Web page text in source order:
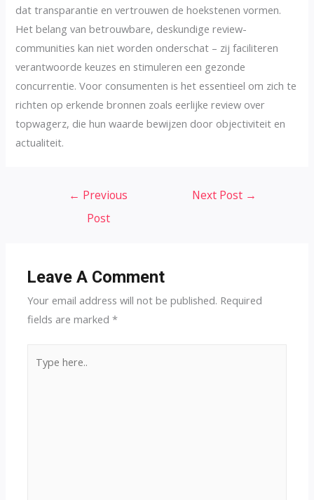
dat transparantie en vertrouwen de hoekstenen vormen.
Het belang van betrouwbare, deskundige review-
communities kan niet worden onderschat – zij faciliteren
verantwoorde keuzes en stimuleren een gezonde
concurrentie. Voor consumenten is het essentieel om zich te
richten op erkende bronnen zoals eerlijke review over
topwagerz, die hun waarde bewijzen door objectiviteit en
actualiteit.
← Previous
Post
Next Post →
Leave A Comment
Your email address will not be published. Required
fields are marked*
here..